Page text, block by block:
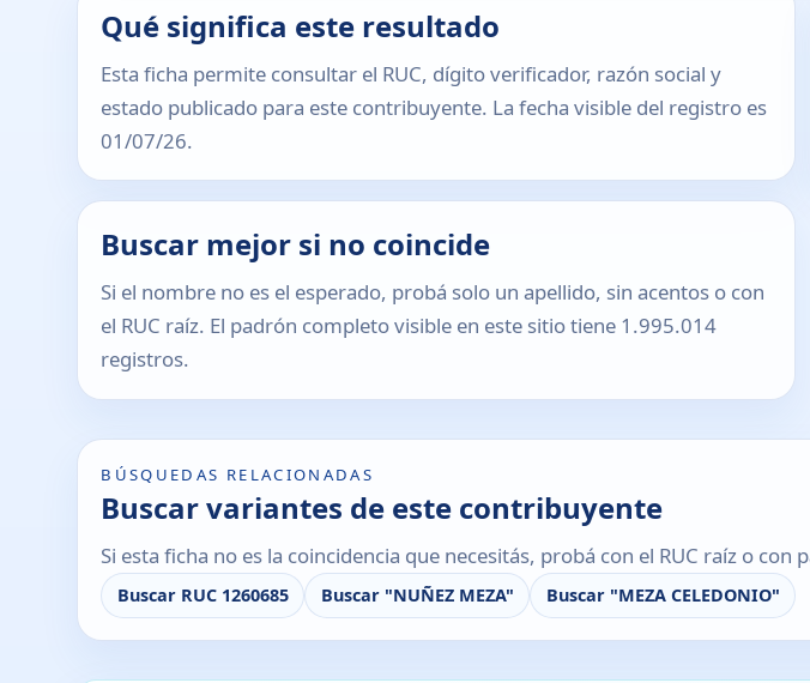
Qué significa este resultado
Esta ficha permite consultar el RUC, dígito verificador, razón social y
estado publicado para este contribuyente. La fecha visible del registro es
01/07/26.
Buscar mejor si no coincide
Si el nombre no es el esperado, probá solo un apellido, sin acentos o con
el RUC raíz. El padrón completo visible en este sitio tiene 1.995.014
registros.
BÚSQUEDAS RELACIONADAS
Buscar variantes de este contribuyente
Si esta ficha no es la coincidencia que necesitás, probá con el RUC raíz o con
Buscar RUC 1260685 Buscar "NUÑEZ MEZA" Buscar "MEZA CELEDONIO"